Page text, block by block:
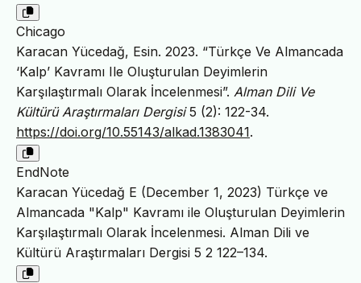
Chicago
Karacan Yücedağ, Esin. 2023. “Türkçe Ve Almancada
‘Kalp’ Kavramı Ile Oluşturulan Deyimlerin
Karşılaştırmalı Olarak İncelenmesi”. Alman Dili Ve
Kültürü Araştırmaları Dergisi5 (2): 122-34.
https://doi.org/10.55143/alkad.1383041.
EndNote
Karacan Yücedağ E (December 1, 2023) Türkçe ve
Almancada "Kalp" Kavramı ile Oluşturulan Deyimlerin
Karşılaştırmalı Olarak İncelenmesi. Alman Dili ve
Kültürü Araştırmaları Dergisi 5 2 122–134.